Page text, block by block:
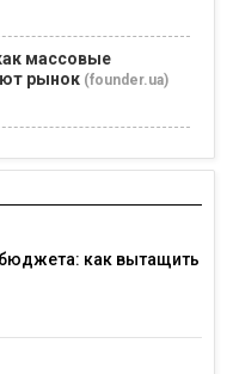
массовые
рынок (founder.ua)
как вытащить